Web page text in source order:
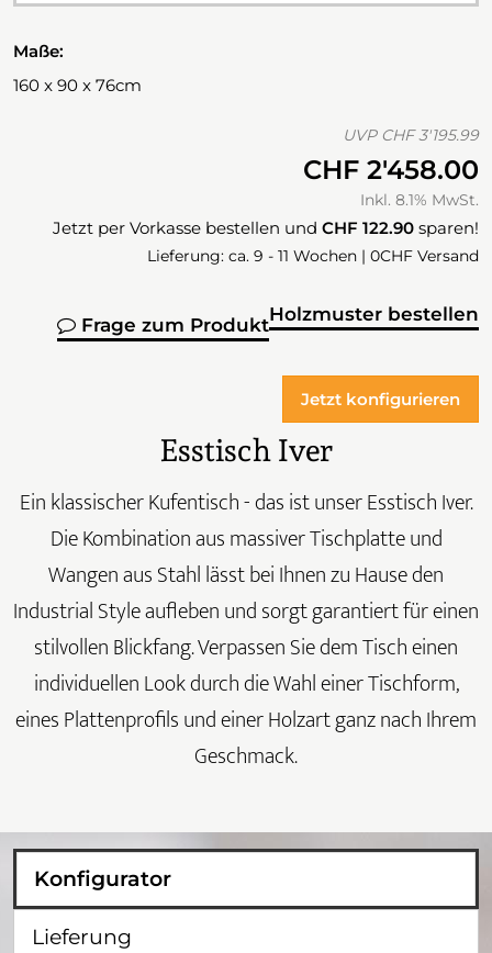
Maße:
160 x 90 x 76cm
UVP CHF 3'195.99
CHF 2'458.00
Inkl. 8.1% MwSt.
Jetzt per Vorkasse bestellen und CHF 122.90 sparen!
Lieferung: ca. 9 - 11 Wochen | 0CHF Versand
Holzmuster bestellen
Frage zum Produkt
Jetzt konfigurieren
Esstisch Iver
Ein klassischer Kufentisch - das ist unser Esstisch Iver.
Die Kombination aus massiver Tischplatte und
Wangen aus Stahl lässt bei Ihnen zu Hause den
Industrial Style aufleben und sorgt garantiert für einen
stilvollen Blickfang. Verpassen Sie dem Tisch einen
individuellen Look durch die Wahl einer Tischform,
eines Plattenprofils und einer Holzart ganz nach Ihrem
Geschmack.
Konfigurator
Lieferung